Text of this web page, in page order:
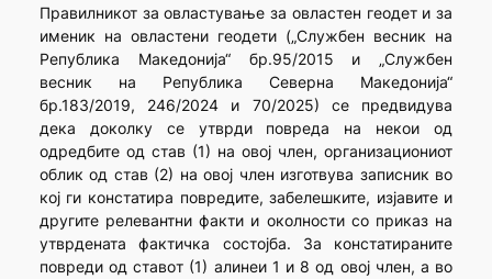
Правилникот за овластување за овластен геодет и за
именик на овластени геодети („Службен весник на
Република Македонија“ бр.95/2015 и „Службен
весник на Република Северна Македонија“
бр.183/2019, 246/2024 и 70/2025) се предвидува
дека доколку се утврди повреда на некои од
одредбите од став (1) на овој член, организациониот
облик од став (2) на овој член изготвува записник во
кој ги констатира повредите, забелешките, изјавите и
другите релевантни факти и околности со приказ на
утврдената фактичка состојба. За констатираните
повреди од ставoт (1) алинеи 1 и 8 од овој член, а во